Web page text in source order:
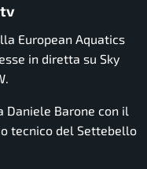
European Aquatics
in diretta su Sky
Daniele Barone con il
tecnico del Settebello